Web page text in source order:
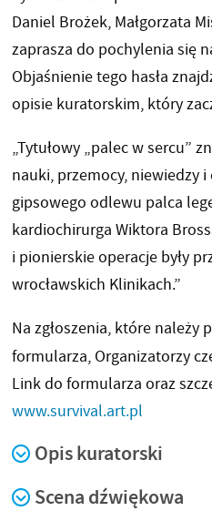
Daniel Brożek, Małgorzata
zaprasza do pochylenia się
Objaśnienie tego hasła
opisie kuratorskim, który
„Tytułowy „palec w sercu”
nauki, przemocy, niewiedzy
gipsowego odlewu palca
kardiochirurga Wiktora
i pionierskie operacje były
wrocławskich Klinikach.”
Na zgłoszenia, które należy
formularza, Organizatorzy
Link do formularza oraz
www.survival.art.pl
Opis kuratorski
Scena dźwiękowa